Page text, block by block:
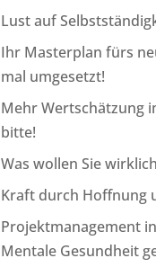
Lust auf
Ihr Masterplan fürs
mal umgesetzt!
Mehr Wertschätzung
bitte!
Was wollen Sie
Kraft durch Hoffnung
Projektmanagement
Mentale Gesundheit